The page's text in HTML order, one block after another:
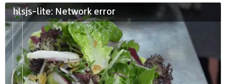
hlsjs-lite: Network error